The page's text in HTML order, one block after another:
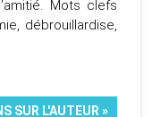
Mots clefs
débrouillardise,
SUR L'AUTEUR »